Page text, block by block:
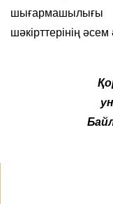
шығармашылығы
шәкірттерінің